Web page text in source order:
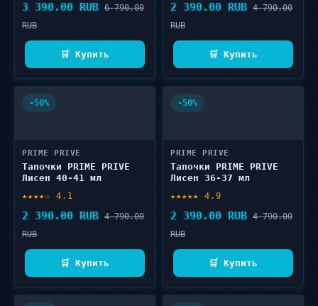
3 390.00 RUB 6 790.00
RUB
🛒 Купить
2 390.00 RUB 4 790.00
RUB
🛒 Купить
-50%
PRIME PRIVE
Тапочки PRIME PRIVE
Лисен 40-41 мл
★★★★☆ 4.1
2 390.00 RUB 4 790.00
RUB
🛒 Купить
-50%
PRIME PRIVE
Тапочки PRIME PRIVE
Лисен 36-37 мл
★★★★★ 4.9
2 390.00 RUB 4 790.00
RUB
🛒 Купить